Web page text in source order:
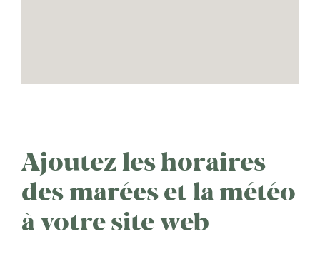
Ajoutez les horaires
des marées et la météo
à votre site web